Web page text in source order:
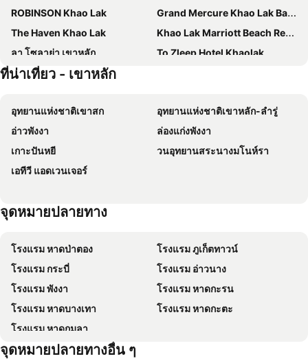
ROBINSON Khao Lak
Grand Mercure Khao Lak Bangsak
The Haven Khao Lak
Khao Lak Marriott Beach Resort & Spa
ลา โซลาย่า เขาหลัก
To Zleep Hotel Khaolak
Kuapa Resort
The Glory Gold
Erawan
เคาซินรีสอร์ท
Hotel Gahn Khao Lak
โมทีฟ คอทเทจ รีสอร์ท
ฟานารี่ เขาหลัก รีสอร์ท คอร์ตยาร์ด โซน
Kokotel Khao Lak Seascape
Ruk Cozy
?baan Mek Lom
Rakkawan Residence
เดอะ ลิตเติ้ล ชอร์ เขาหลัก บาย กะตะธานี
Andamania Beach Resort, Khaolak - SHA plus
Hongte Khaolak Resort
เซ็นทารา ซีวิว รีสอร์ท เขาหลัก
KhaoLak Benzotel
เล เฟลอร์ เฮาส์
Roo Poo Guest House
Khaolak Dive Resort
ที่น่าเที่ยว - เขาหลัก
อุทยานแห่งชาติเขาสก
อุทยานแห่งชาติเขาหลัก-ลำรู่
อ่าวพังงา
ล่องแก่งพังงา
เกาะปันหยี
วนอุทยานสระนางมโนห์รา
เอทีวี แอดเวนเจอร์
จุดหมายปลายทาง
โรงแรม หาดป่าตอง
โรงแรม ภูเก็ตทาวน์
โรงแรม กระบี่
โรงแรม อ่าวนาง
โรงแรม พังงา
โรงแรม หาดกะรน
โรงแรม หาดบางเทา
โรงแรม หาดกะตะ
โรงแรม หาดกมลา
จุดหมายปลายทางอื่น ๆ